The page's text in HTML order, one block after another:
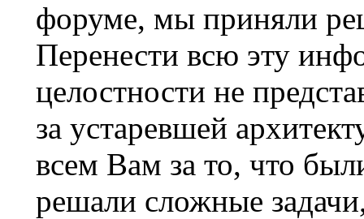
форуме, мы приняли
Перенести всю эту
целостности не
за устаревшей
всем Вам за то, что
решали сложные